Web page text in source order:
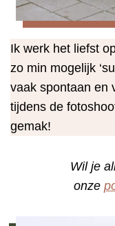
Ik werk het liefst
zo min mogelijk
vaak spontaan en
tijdens de
gemak!
Wil je
onze